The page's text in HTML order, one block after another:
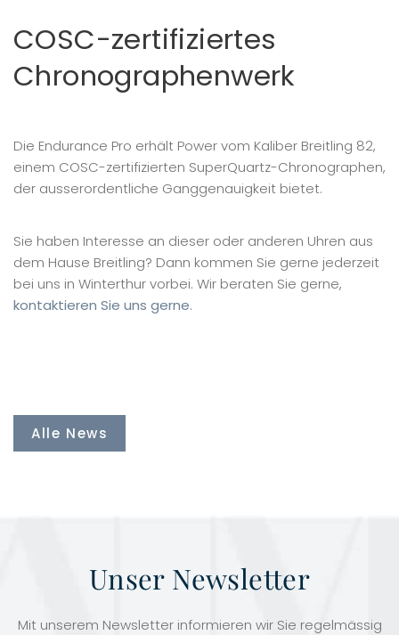
COSC-zertifiziertes
Chronographenwerk
Die Endurance Pro erhält Power vom Kaliber Breitling 82,
einem COSC-zertifizierten SuperQuartz-Chronographen,
der ausserordentliche Ganggenauigkeit bietet.
Sie haben Interesse an dieser oder anderen Uhren aus
dem Hause Breitling? Dann kommen Sie gerne jederzeit
bei uns in Winterthur vorbei. Wir beraten Sie gerne,
kontaktieren Sie uns gerne.
Alle News
Unser Newsletter
Mit unserem Newsletter informieren wir Sie regelmässig